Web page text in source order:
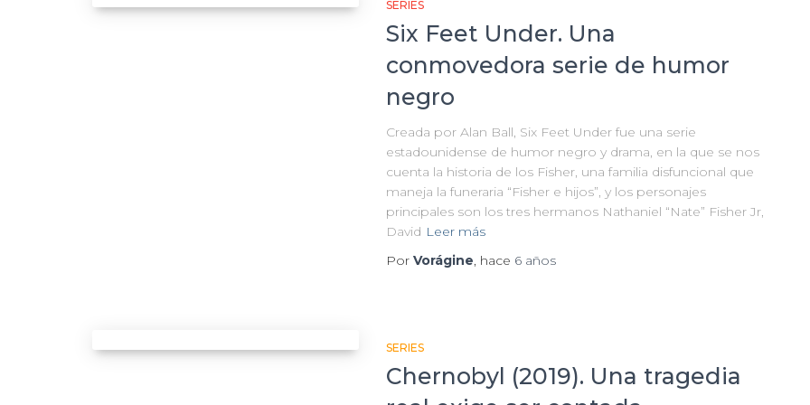
SERIES
Six Feet Under. Una
conmovedora serie de humor
negro
Creada por Alan Ball, Six Feet Under fue una serie
estadounidense de humor negro y drama, en la que se nos
cuenta la historia de los Fisher, una familia disfuncional que
maneja la funeraria “Fisher e hijos”, y los personajes
principales son los tres hermanos Nathaniel “Nate” Fisher Jr,
David Leer más
Por Vorágine , hace 6 años
SERIES
Chernobyl (2019). Una tragedia